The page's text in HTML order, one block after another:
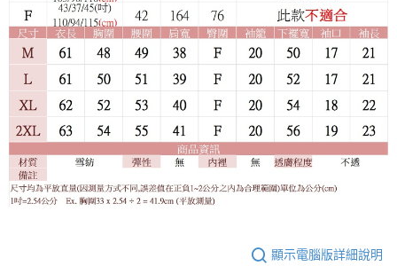
顯示電腦版詳細說明